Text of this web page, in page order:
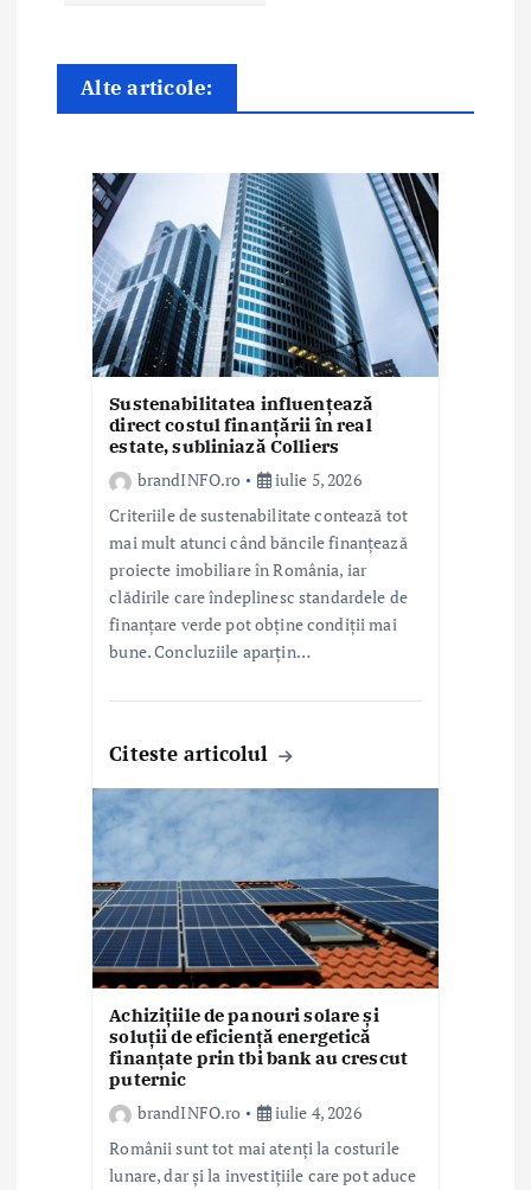
n
a
Alte articole:
Sustenabilitatea influențează
direct costul finanțării în real
estate, subliniază Colliers
brandINFO.ro
iulie 5, 2026
Criteriile de sustenabilitate contează tot
mai mult atunci când băncile finanțează
proiecte imobiliare în România, iar
clădirile care îndeplinesc standardele de
finanțare verde pot obține condiții mai
bune. Concluziile aparțin…
Citeste articolul
Achizițiile de panouri solare și
soluții de eficiență energetică
finanțate prin tbi bank au crescut
puternic
brandINFO.ro
iulie 4, 2026
Românii sunt tot mai atenți la costurile
lunare, dar și la investițiile care pot aduce